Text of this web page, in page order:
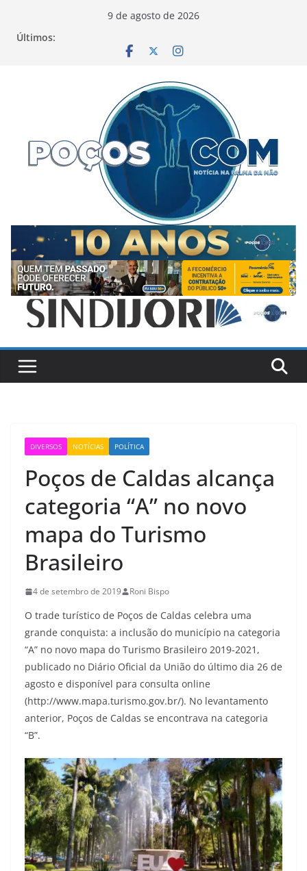
9 de agosto de 2026
Últimos:
DIVERSOS NOTÍCIAS POLÍTICA
Poços de Caldas alcança
categoria “A” no novo
mapa do Turismo
Brasileiro
4 de setembro de 2019 Roni Bispo
O trade turístico de Poços de Caldas celebra uma
grande conquista: a inclusão do município na categoria
“A” no novo mapa do Turismo Brasileiro 2019-2021,
publicado no Diário Oficial da União do último dia 26 de
agosto e disponível para consulta online
(http://www.mapa.turismo.gov.br/). No levantamento
anterior, Poços de Caldas se encontrava na categoria
“B”.